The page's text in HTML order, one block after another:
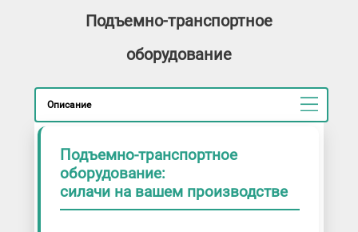
Домкраты
Кантователи
Козловые краны
Консольные краны
Лебедки
Ленточные конвейеры
Лифты
Подъемно-транспортное
оборудование
Описание
Подъемно-транспортное
оборудование:
силачи на вашем производстве